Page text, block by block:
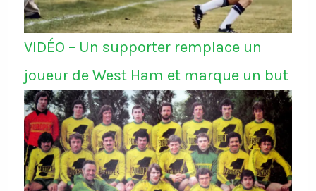
VIDÉO – Un supporter remplace un
joueur de West Ham et marque un but